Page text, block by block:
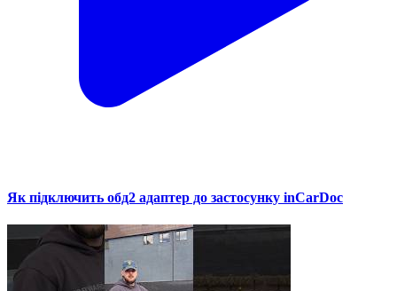
Як підключить обд2 адаптер до застосунку inCarDoc